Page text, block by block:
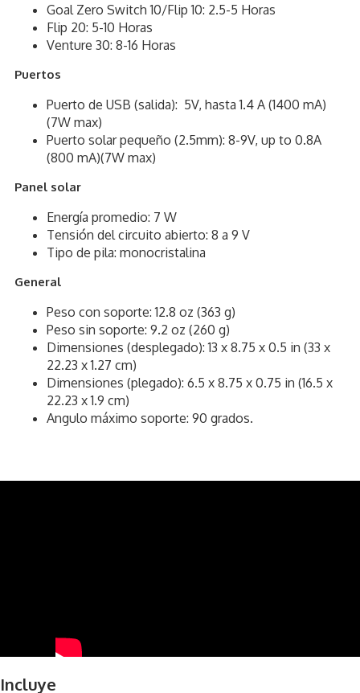
Goal Zero Switch 10/Flip 10: 2.5-5 Horas
Flip 20: 5-10 Horas
Venture 30: 8-16 Horas
Puertos
Puerto de USB (salida): 5V, hasta 1.4 A (1400 mA)
(7W max)
Puerto solar pequeño (2.5mm): 8-9V, up to 0.8A
(800 mA)(7W max)
Panel solar
Energía promedio: 7 W
Tensión del circuito abierto: 8 a 9 V
Tipo de pila: monocristalina
General
Peso con soporte: 12.8 oz (363 g)
Peso sin soporte: 9.2 oz (260 g)
Dimensiones (desplegado): 13 x 8.75 x 0.5 in (33 x
22.23 x 1.27 cm)
Dimensiones (plegado): 6.5 x 8.75 x 0.75 in (16.5 x
22.23 x 1.9 cm)
Angulo máximo soporte: 90 grados.
Incluye